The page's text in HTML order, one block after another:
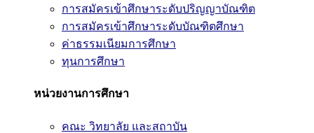
การสมัครเข้าศึกษาระดับปริญญาบัณฑิต
การสมัครเข้าศึกษาระดับบัณฑิตศึกษา
ค่าธรรมเนียมการศึกษา
ทุนการศึกษา
หน่วยงานการศึกษา
คณะ วิทยาลัย และสถาบัน